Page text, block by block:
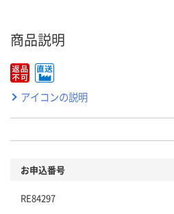
商品説明
アイコンの説明
お申込番号
RE84297